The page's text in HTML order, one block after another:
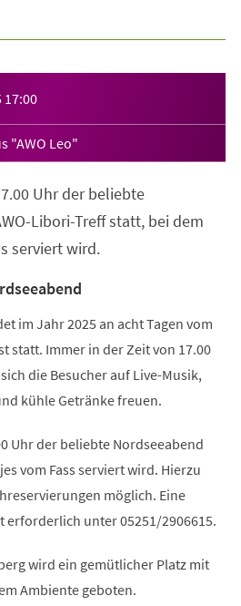
17:00
"AWO Leo"
Uhr der beliebte
Libori-Treff statt, bei dem
serviert wird.
im Jahr 2025 an acht Tagen vom
statt. Immer in der Zeit von 17.00
die Besucher auf Live-Musik,
kühle Getränke freuen.
Uhr der beliebte Nordseeabend
vom Fass serviert wird. Hierzu
möglich. Eine
erforderlich unter 05251/2906615.
wird ein gemütlicher Platz mit
Ambiente geboten.